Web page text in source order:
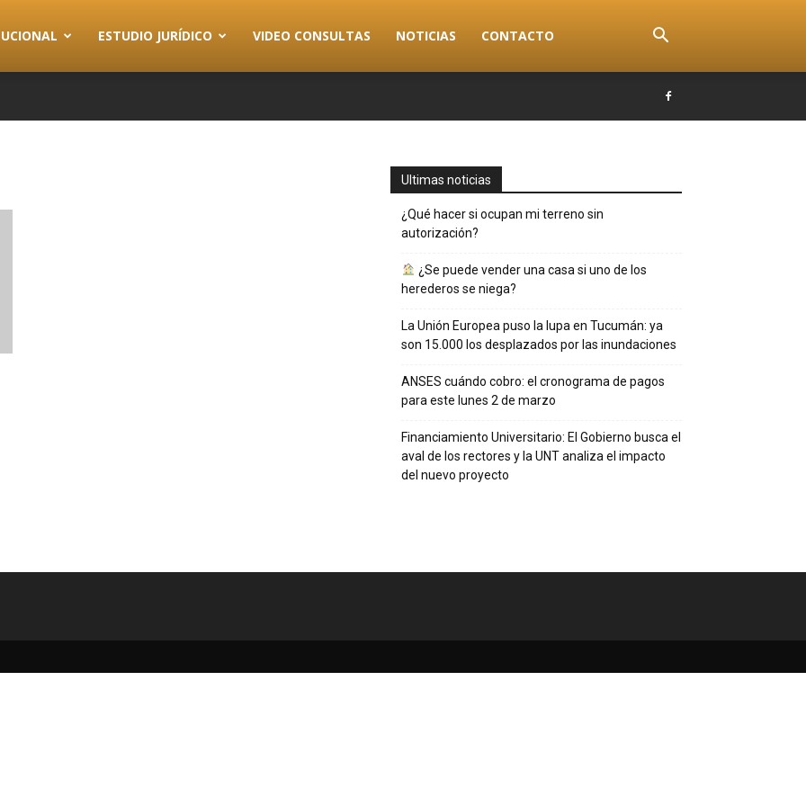
ESTUDIO JURÍDICO VIDEO CONSULTAS NOTICIAS CONTACTO
Ultimas noticias
¿Qué hacer si ocupan mi terreno sin
autorización?
¿Se puede vender una casa si uno de los
herederos se niega?
La Unión Europea puso la lupa en Tucumán: ya
son 15.000 los desplazados por las inundaciones
ANSES cuándo cobro: el cronograma de pagos
para este lunes 2 de marzo
Financiamiento Universitario: El Gobierno busca el
aval de los rectores y la UNT analiza el impacto
del nuevo proyecto